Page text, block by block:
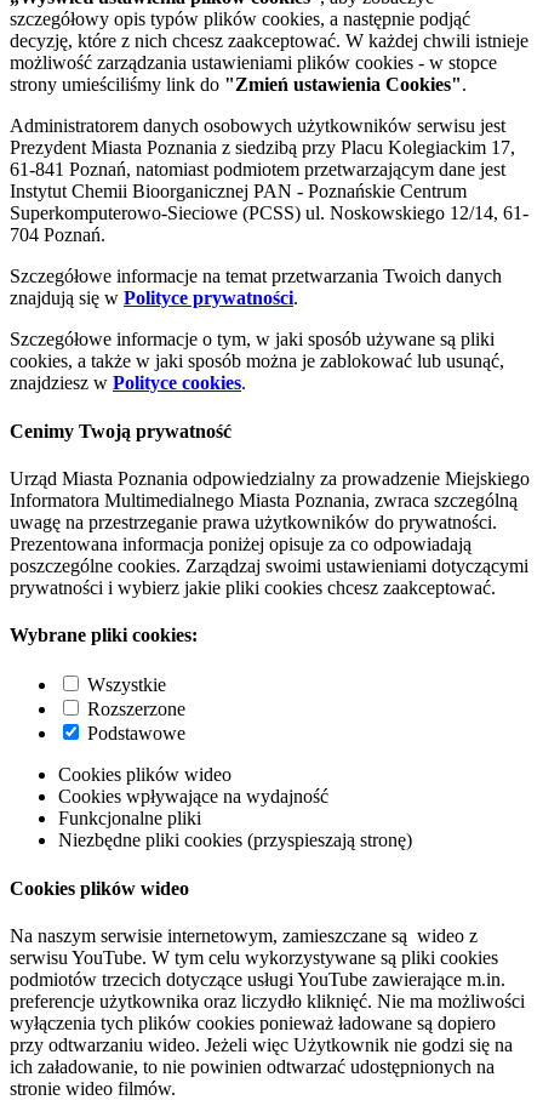
szczegółowy opis typów plików cookies, a następnie podjąć
decyzję, które z nich chcesz zaakceptować. W każdej chwili istnieje
możliwość zarządzania ustawieniami plików cookies - w stopce
strony umieściliśmy link do "Zmień ustawienia Cookies".
Administratorem danych osobowych użytkowników serwisu jest
Prezydent Miasta Poznania z siedzibą przy Placu Kolegiackim 17,
61-841 Poznań, natomiast podmiotem przetwarzającym dane jest
Instytut Chemii Bioorganicznej PAN - Poznańskie Centrum
Superkomputerowo-Sieciowe (PCSS) ul. Noskowskiego 12/14, 61-
704 Poznań.
Szczegółowe informacje na temat przetwarzania Twoich danych
znajdują się w Polityce prywatności.
Szczegółowe informacje o tym, w jaki sposób używane są pliki
cookies, a także w jaki sposób można je zablokować lub usunąć,
znajdziesz w Polityce cookies.
Cenimy Twoją prywatność
Urząd Miasta Poznania odpowiedzialny za prowadzenie Miejskiego
Informatora Multimedialnego Miasta Poznania, zwraca szczególną
uwagę na przestrzeganie prawa użytkowników do prywatności.
Prezentowana informacja poniżej opisuje za co odpowiadają
poszczególne cookies. Zarządzaj swoimi ustawieniami dotyczącymi
prywatności i wybierz jakie pliki cookies chcesz zaakceptować.
Wybrane pliki cookies:
Wszystkie
Rozszerzone
Podstawowe
Cookies plików wideo
Cookies wpływające na wydajność
Funkcjonalne pliki
Niezbędne pliki cookies (przyspieszają stronę)
Cookies plików wideo
Na naszym serwisie internetowym, zamieszczane są wideo z
serwisu YouTube. W tym celu wykorzystywane są pliki cookies
podmiotów trzecich dotyczące usługi YouTube zawierające m.in.
preferencje użytkownika oraz liczydło kliknięć. Nie ma możliwości
wyłączenia tych plików cookies ponieważ ładowane są dopiero
przy odtwarzaniu wideo. Jeżeli więc Użytkownik nie godzi się na
ich załadowanie, to nie powinien odtwarzać udostępnionych na
stronie wideo filmów.